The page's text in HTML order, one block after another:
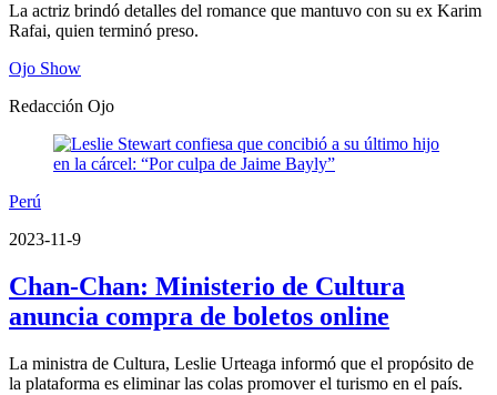
La actriz brindó detalles del romance que mantuvo con su ex Karim
Rafai, quien terminó preso.
Ojo Show
Redacción Ojo
Perú
2023-11-9
Chan-Chan: Ministerio de Cultura
anuncia compra de boletos online
La ministra de Cultura, Leslie Urteaga informó que el propósito de
la plataforma es eliminar las colas promover el turismo en el país.